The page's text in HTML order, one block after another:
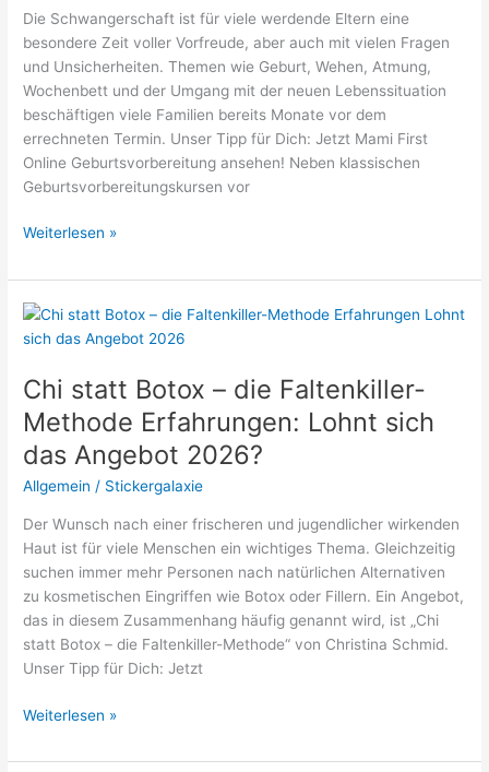
Die Schwangerschaft ist für viele werdende Eltern eine
besondere Zeit voller Vorfreude, aber auch mit vielen Fragen
und Unsicherheiten. Themen wie Geburt, Wehen, Atmung,
Wochenbett und der Umgang mit der neuen Lebenssituation
beschäftigen viele Familien bereits Monate vor dem
errechneten Termin. Unser Tipp für Dich: Jetzt Mami First
Online Geburtsvorbereitung ansehen! Neben klassischen
Geburtsvorbereitungskursen vor
Mami
Online
Geburtsvorbereitung
sich
das
Angebot
2026?
Weiterlesen »
Chi statt Botox – die Faltenkiller-
Methode Erfahrungen: Lohnt sich
das Angebot 2026?
Allgemein / Stickergalaxie
Der Wunsch nach einer frischeren und jugendlicher wirkenden
Haut ist für viele Menschen ein wichtiges Thema. Gleichzeitig
suchen immer mehr Personen nach natürlichen Alternativen
zu kosmetischen Eingriffen wie Botox oder Fillern. Ein Angebot,
das in diesem Zusammenhang häufig genannt wird, ist „Chi
statt Botox – die Faltenkiller-Methode“ von Christina Schmid.
Unser Tipp für Dich: Jetzt
Chi
Botox
Weiterlesen »